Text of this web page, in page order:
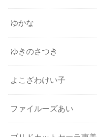
ゆかな
ゆきのさつき
よこざわけい子
ファイルーズあい